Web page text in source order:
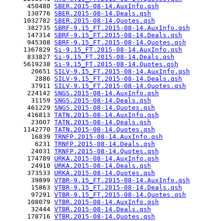
      450480
SBER.2015-08-14.AuxInfo.qsh
      130776
SBER.2015-08-14.Deals.qsh
     1032782
SBER.2015-08-14.Quotes.qsh
      382735
SBRF-9.15_FT.2015-08-14.AuxInfo.qsh
      147314
SBRF-9.15_FT.2015-08-14.Deals.qsh
      945308
SBRF-9.15_FT.2015-08-14.Quotes.qsh
     1367829
Si-9.15_FT.2015-08-14.AuxInfo.qsh
      833827
Si-9.15_FT.2015-08-14.Deals.qsh
     5619238
Si-9.15_FT.2015-08-14.Quotes.qsh
       20651
SILV-9.15_FT.2015-08-14.AuxInfo.qsh
        2886
SILV-9.15_FT.2015-08-14.Deals.qsh
       37911
SILV-9.15_FT.2015-08-14.Quotes.qsh
      224142
SNGS.2015-08-14.AuxInfo.qsh
       31159
SNGS.2015-08-14.Deals.qsh
      461229
SNGS.2015-08-14.Quotes.qsh
      416813
TATN.2015-08-14.AuxInfo.qsh
       23007
TATN.2015-08-14.Deals.qsh
     1142770
TATN.2015-08-14.Quotes.qsh
       16839
TRNFP.2015-08-14.AuxInfo.qsh
        6231
TRNFP.2015-08-14.Deals.qsh
       24031
TRNFP.2015-08-14.Quotes.qsh
      174789
URKA.2015-08-14.AuxInfo.qsh
       24910
URKA.2015-08-14.Deals.qsh
      373533
URKA.2015-08-14.Quotes.qsh
       39899
VTBR-9.15_FT.2015-08-14.AuxInfo.qsh
       15863
VTBR-9.15_FT.2015-08-14.Deals.qsh
       97291
VTBR-9.15_FT.2015-08-14.Quotes.qsh
      108079
VTBR.2015-08-14.AuxInfo.qsh
       32444
VTBR.2015-08-14.Deals.qsh
      178716
VTBR.2015-08-14.Quotes.qsh